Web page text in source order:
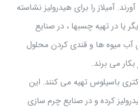
آمیلاز را برای هیدرولیز نشاسته
یا در تهیه چسبها ، در صنایع
میوه ها و قندی کردن محلول
می برند.
باکتری باسیلوس تهیه می کنند. این
کرده و در صنایع چرم سازی